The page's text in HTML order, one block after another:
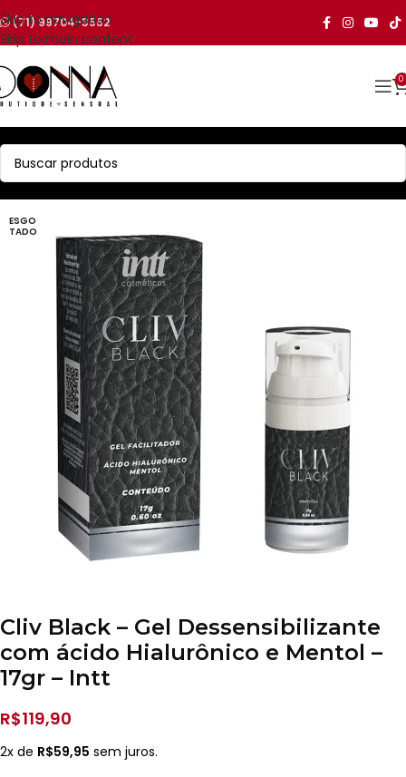
Skip to navigation
Skip to main content
(71) 99704-3552
0
ESGO
TADO
Cliv Black – Gel Dessensibilizante
com ácido Hialurônico e Mentol –
17gr – Intt
R$119,90
2x de R$59,95 sem juros.